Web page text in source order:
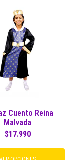
Cuento Reina
Malvada
$17.990